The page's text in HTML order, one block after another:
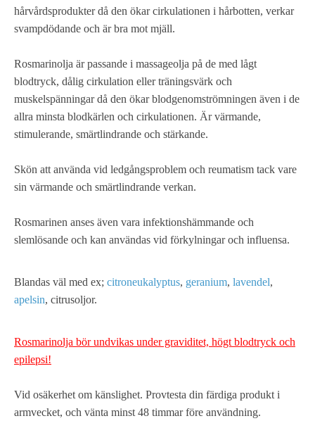
hårvårdsprodukter då den ökar cirkulationen i hårbotten, verkar
svampdödande och är bra mot mjäll.
Rosmarinolja är passande i massageolja på de med lågt
blodtryck, dålig cirkulation eller träningsvärk och
muskelspänningar då den ökar blodgenomströmningen även i de
allra minsta blodkärlen och cirkulationen. Är värmande,
stimulerande, smärtlindrande och stärkande.
Skön att använda vid ledgångsproblem och reumatism tack vare
sin värmande och smärtlindrande verkan.
Rosmarinen anses även vara infektionshämmande och
slemlösande och kan användas vid förkylningar och influensa.
Blandas väl med ex; citroneukalyptus, geranium, lavendel,
apelsin, citrusoljor.
Rosmarinolja bör undvikas under graviditet, högt blodtryck och
epilepsi!
Vid osäkerhet om känslighet. Provtesta din färdiga produkt i
armvecket, och vänta minst 48 timmar före användning.